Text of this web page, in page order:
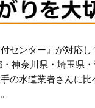
センター』が対応
神奈川県・埼玉県
の水道業者さんに